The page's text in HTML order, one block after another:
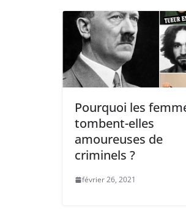
Pourquoi les
tombent-elles
amoureuses de
criminels ?
février 26, 2021